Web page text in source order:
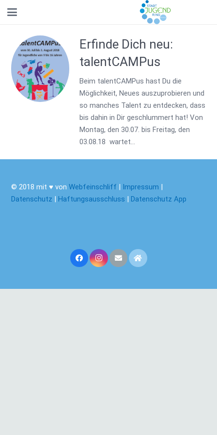
Erfinde Dich neu:
talentCAMPus
Beim talentCAMPus hast Du die
Möglichkeit, Neues auszuprobieren und
so manches Talent zu entdecken, dass
bis dahin in Dir geschlummert hat! Von
Montag, den 30.07. bis Freitag, den
03.08.18 wartet…
© 2018 mit ♥ von Webfeinschliff | Impressum |
Datenschutz | Haftungsausschluss | Datenschutz App